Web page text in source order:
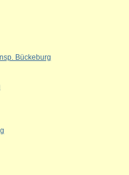
Bückeburg